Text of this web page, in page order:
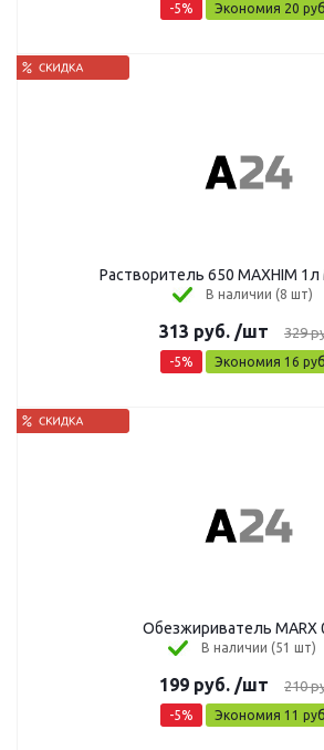
-5% Экономия 20
Растворитель 650 MAXHIM 1л
В наличии (8 шт)
313 руб. /шт 329
-5% Экономия 16
Обезжириватель MARX
В наличии (51 шт)
199 руб. /шт 210
-5% Экономия 11